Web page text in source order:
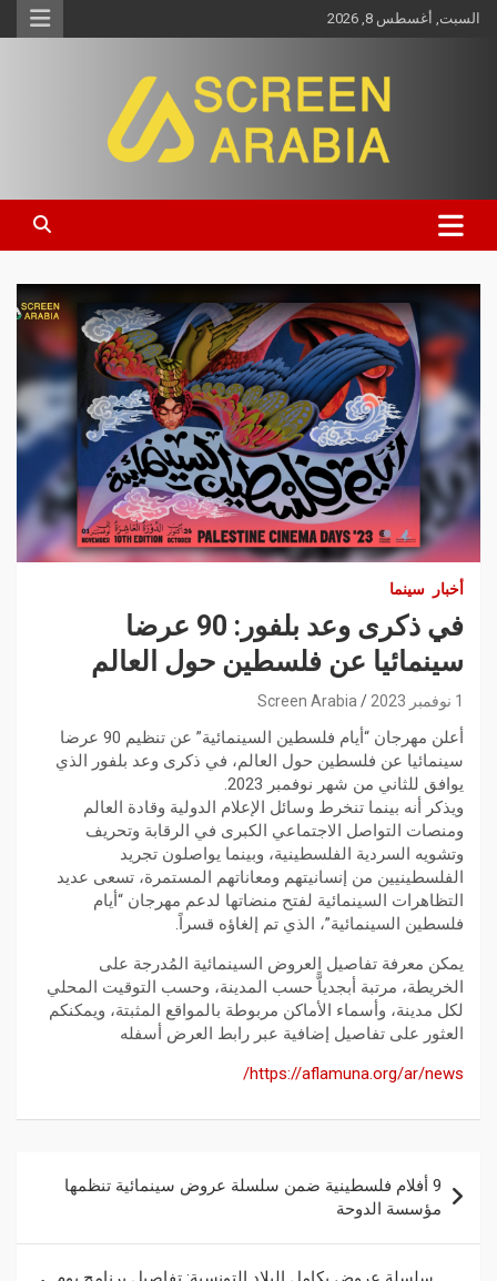
السبت, أغسطس 8, 2026
Screen Arabia
أخبار سينما
في ذكرى وعد بلفور: 90 عرضا
سينمائيا عن فلسطين حول العالم
1 نوفمبر 2023 Screen Arabia
أعلن مهرجان “أيام فلسطين السينمائية” عن تنظيم 90 عرضا
سينمائيا عن فلسطين حول العالم، في ذكرى وعد بلفور الذي
يوافق للثاني من شهر نوفمبر 2023.
ويذكر أنه بينما تنخرط وسائل الإعلام الدولية وقادة العالم
ومنصات التواصل الاجتماعي الكبرى في الرقابة وتحريف
وتشويه السردية الفلسطينية، وبينما يواصلون تجريد
الفلسطينيين من إنسانيتهم ومعاناتهم المستمرة، تسعى عديد
التظاهرات السينمائية لفتح منضاتها لدعم مهرجان “أيام
فلسطين السينمائية”، الذي تم إلغاؤه قسراً.
يمكن معرفة تفاصيل العروض السينمائية المُدرجة على
الخريطة، مرتبة أبجدياًّ حسب المدينة، وحسب التوقيت المحلي
لكل مدينة، وأسماء الأماكن مربوطة بالمواقع المثبتة، ويمكنكم
العثور على تفاصيل إضافية عبر رابط العرض أسفله
https://aflamuna.org/ar/news/
9 أفلام فلسطينية ضمن سلسلة عروض سينمائية تنظمها
مؤسسة الدوحة